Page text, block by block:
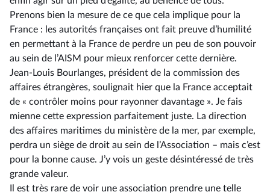
Prenons bien la mesure de ce que cela implique pour la
France : les autorités françaises ont fait preuve d’humilité
en permettant à la France de perdre un peu de son pouvoir
au sein de l’AISM pour mieux renforcer cette dernière.
Jean-Louis Bourlanges, président de la commission des
affaires étrangères, soulignait hier que la France acceptait
de « contrôler moins pour rayonner davantage ». Je fais
mienne cette expression parfaitement juste. La direction
des affaires maritimes du ministère de la mer, par exemple,
perdra un siège de droit au sein de l’Association –⁠ mais c’est
pour la bonne cause. J’y vois un geste désintéressé de très
grande valeur.
Il est très rare de voir une association prendre une telle